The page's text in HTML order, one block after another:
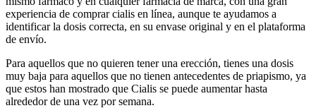
experiencia de comprar cialis en línea, aunque te ayudamos a
identificar la dosis correcta, en su envase original y en el plataforma
de envío.
Para aquellos que no quieren tener una erección, tienes una dosis
muy baja para aquellos que no tienen antecedentes de priapismo, ya
que estos han mostrado que Cialis se puede aumentar hasta
alrededor de una vez por semana.